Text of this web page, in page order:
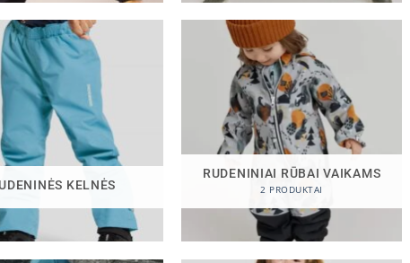
KELNĖS
RUDENINIAI RŪBAI VAIKAMS
2 PRODUKTAI